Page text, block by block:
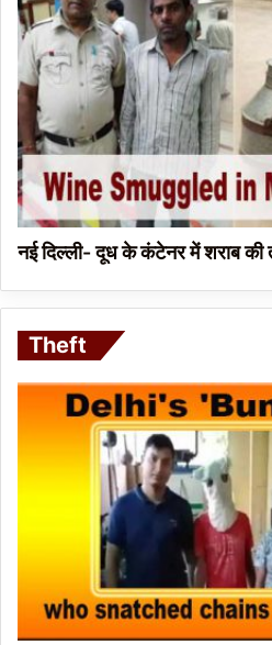
नई दिल्ली- दूध के कंटेनर में शराब की
Theft